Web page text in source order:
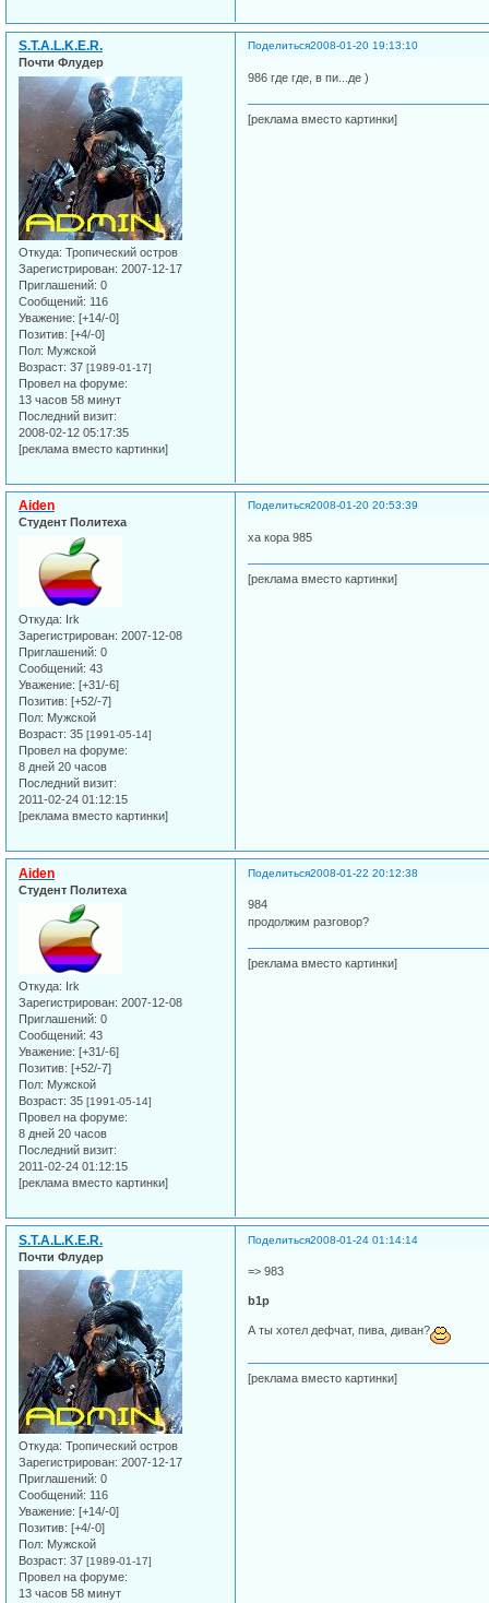
Поделиться2008-01-20 19:13:10
S.T.A.L.K.E.R.
Почти Флудер
Откуда: Тропический остров
Зарегистрирован: 2007-12-17
Приглашений: 0
Сообщений: 116
Уважение: [+14/-0]
Позитив: [+4/-0]
Пол: Мужской
Возраст: 37 [1989-01-17]
Провел на форуме:
13 часов 58 минут
Последний визит:
2008-02-12 05:17:35
[реклама вместо картинки]
986 где где, в пи...де )
[реклама вместо картинки]
Поделиться2008-01-20 20:53:39
Aiden
Студент Политеха
Откуда: Irk
Зарегистрирован: 2007-12-08
Приглашений: 0
Сообщений: 43
Уважение: [+31/-6]
Позитив: [+52/-7]
Пол: Мужской
Возраст: 35 [1991-05-14]
Провел на форуме:
8 дней 20 часов
Последний визит:
2011-02-24 01:12:15
[реклама вместо картинки]
ха кора 985
[реклама вместо картинки]
Поделиться2008-01-22 20:12:38
Aiden
Студент Политеха
Откуда: Irk
Зарегистрирован: 2007-12-08
Приглашений: 0
Сообщений: 43
Уважение: [+31/-6]
Позитив: [+52/-7]
Пол: Мужской
Возраст: 35 [1991-05-14]
Провел на форуме:
8 дней 20 часов
Последний визит:
2011-02-24 01:12:15
[реклама вместо картинки]
984
продолжим разговор?
[реклама вместо картинки]
Поделиться2008-01-24 01:14:14
S.T.A.L.K.E.R.
Почти Флудер
Откуда: Тропический остров
Зарегистрирован: 2007-12-17
Приглашений: 0
Сообщений: 116
Уважение: [+14/-0]
Позитив: [+4/-0]
Пол: Мужской
Возраст: 37 [1989-01-17]
Провел на форуме:
13 часов 58 минут
=> 983
b1p
А ты хотел дефчат, пива, диван?
[реклама вместо картинки]